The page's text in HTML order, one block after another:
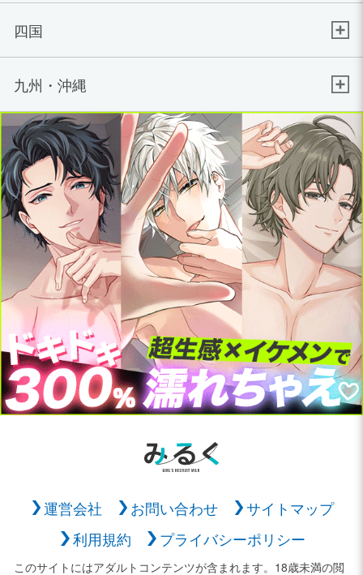
四国
九州・沖縄
運営会社 お問い合わせ
サイトマップ
利用規約
プライバシーポリシー
このサイトにはアダルトコンテンツが含まれます。18歳未満の閲